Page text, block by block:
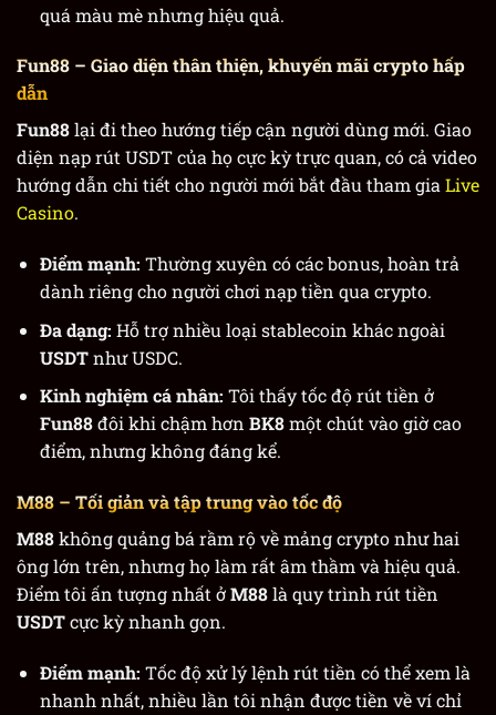
quá màu mè nhưng hiệu quả.
Fun88 – Giao diện thân thiện, khuyến mãi crypto hấp
dẫn
Fun88lại đi theo hướng tiếp cận người dùng mới. Giao
diện nạp rút USDT của họ cực kỳ trực quan, có cả video
hướng dẫn chi tiết cho người mới bắt đầu tham giaLive
Casino.
Điểm mạnh: Thường xuyên có các bonus, hoàn trả
dành riêng cho người chơi nạp tiền qua crypto.
Đa dạng: Hỗ trợ nhiều loại stablecoin khác ngoài
USDTnhư USDC.
Kinh nghiệm cá nhân: Tôi thấy tốc độ rút tiền ở
Fun88đôi khi chậm hơn BK8một chút vào giờ cao
điểm, nhưng không đáng kể.
M88 – Tối giản và tập trung vào tốc độ
M88không quảng bá rầm rộ về mảng crypto như hai
ông lớn trên, nhưng họ làm rất âm thầm và hiệu quả.
Điểm tôi ấn tượng nhất ởM88là quy trình rút tiền
USDTcực kỳ nhanh gọn.
Điểm mạnh: Tốc độ xử lý lệnh rút tiền có thể xem là
nhanh nhất, nhiều lần tôi nhận được tiền về ví chỉ